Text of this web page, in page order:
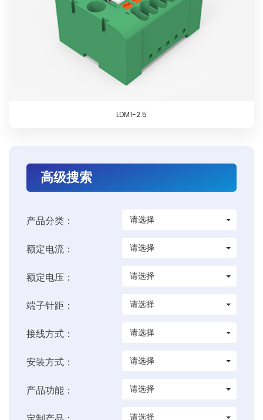
高级搜索
产品分类： 请选择
额定电流： 请选择
额定电压： 请选择
端子针距： 请选择
接线方式： 请选择
安装方式： 请选择
产品功能： 请选择
请选择
LDM1-2.5